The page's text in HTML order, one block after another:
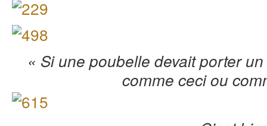
« Si une poubelle devait porter
comme ceci ou